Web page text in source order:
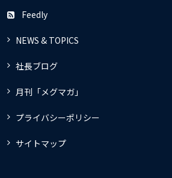
Feedly
NEWS & TOPICS
社長ブログ
月刊「メグマガ」
プライバシーポリシー
サイトマップ